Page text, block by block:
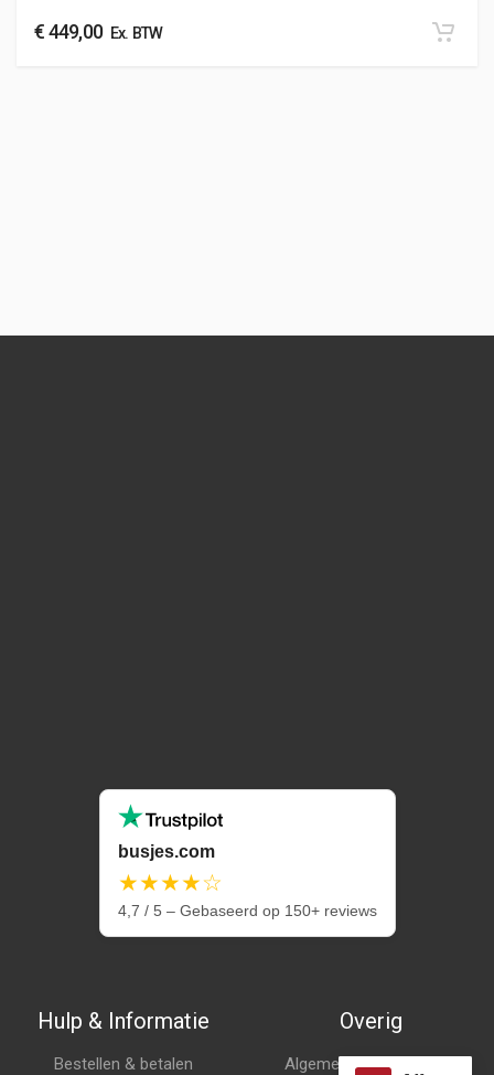
€449,00Ex. BTW
busjes.com
★★★★☆
4,7 / 5 – Gebaseerd op 150+ reviews
Hulp & Informatie
Bestellen & betalen
Overig
Algemene voorwaarden